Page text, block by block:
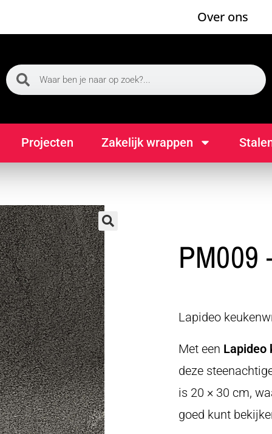
Over ons
Projecten Zakelijk wrappen
🔍 PM009
Lapideo
Met een Lapideo
deze
is 20 × 30 cm,
goed kunt